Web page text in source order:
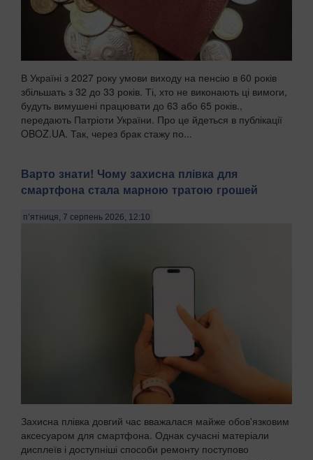
В Україні з 2027 року умови виходу на пенсію в 60 років
збільшать з 32 до 33 років. Ті, хто не виконають ці вимоги,
будуть вимушені працювати до 63 або 65 років.,
передають Патріоти України. Про це йдеться в публікації
OBOZ.UA. Так, через брак стажу по...
Варто знати! Чому захисна плівка для
смартфона стала марною тратою грошей
п’ятниця, 7 серпень 2026, 12:10
Захисна плівка довгий час вважалася майже обов'язковим
аксесуаром для смартфона. Однак сучасні матеріали
дисплеїв і доступніші способи ремонту поступово